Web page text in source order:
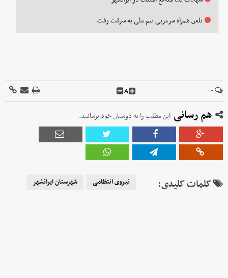
تلفن همراه سرمربی تیم ملی به سرقت رفت
۰ A
هم رسانی این مطلب را به دوستان خود برسانید.
کلمات کلیدی: نیروی انتظامی شهرستان ایرانشهر